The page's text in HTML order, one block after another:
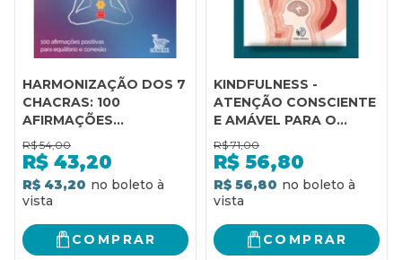
HARMONIZAÇÃO DOS 7
CHACRAS: 100
AFIRMAÇÕES
POSITIVAS PARA
EQUILÍBRIO E CONEXÃO
R$ 54,00
R$ 43,20
R$ 43,20
COMPRAR
KINDFULNESS -
ATENÇÃO CONSCIENTE
E AMÁVEL PARA O
ESTRESSE
R$ 71,00
R$ 56,80
R$ 56,80
COMPRAR